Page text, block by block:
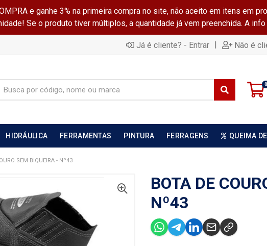
e ganhe 3% na primeira compra no site, não aceito em itens em
Se o produto tiver múltiplos, a quantidade já vem preenchida. A
Já é cliente? - Entrar | Não é
0
HIDRÁULICA FERRAMENTAS PINTURA FERRAGENS QUEIMA
SEM BIQUEIRA - Nº43
BOTA DE
Nº43